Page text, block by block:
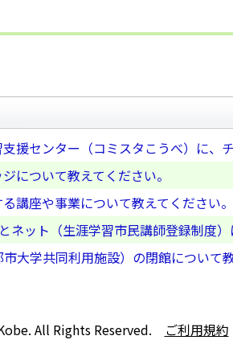
援センター（コミスタこうべ）に、
について教えてください。
講座や事業について教えてください。
ネット（生涯学習市民講師登録制度
大学共同利用施設）の閉館について
All Rights Reserved. ご利用規約